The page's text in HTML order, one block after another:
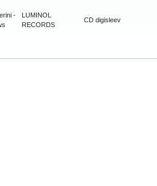
-
LUMINOL
RECORDS
CD digisleev